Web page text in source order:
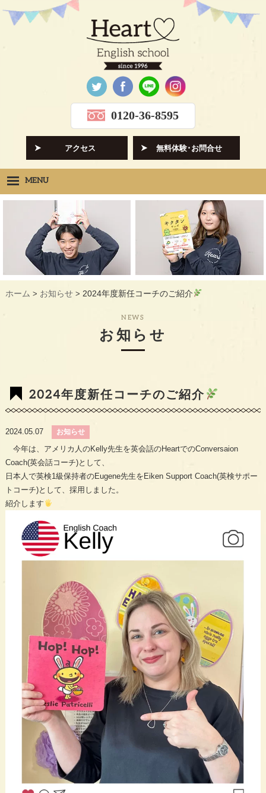
0120-36-8595
アクセス 無料体験･お問合せ
MENU
Heartの想い HOPE
クラス紹介 CLASS
先生紹介 INSTRUCTORS
ギャラリー GALLERY
ホーム > お知らせ> 2024年度新任コーチのご紹介
NEWS
お知らせ
2024年度新任コーチのご紹介
2024.05.07 お知らせ
今年は、アメリカ人のKelly先生を英会話のHeartでのConversaion
Coach(英会話コーチ)として、
日本人で英検1級保持者のEugene先生をEiken Support Coach(英検サポー
トコーチ)として、採用しました。
紹介します